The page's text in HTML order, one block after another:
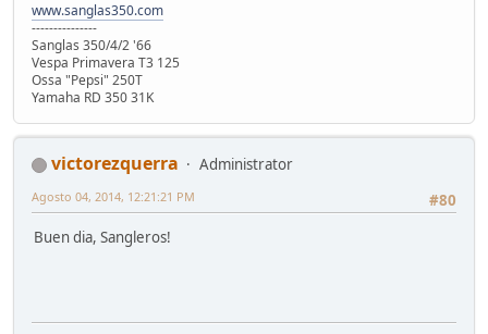
www.sanglas350.com
---------------
Sanglas 350/4/2 '66
Vespa Primavera T3 125
Ossa "Pepsi" 250T
Yamaha RD 350 31K
victorezquerra
Administrator
#80
Agosto 04, 2014, 12:21:21 PM
Buen dia, Sangleros!